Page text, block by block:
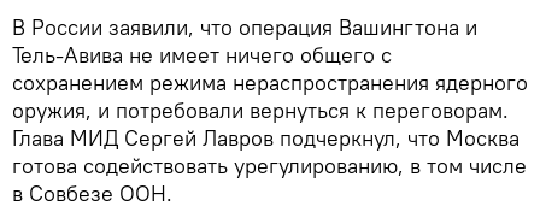
В России заявили, что операция Вашингтона и
Тель-Авива не имеет ничего общего с
сохранением режима нераспространения ядерного
оружия, и потребовали вернуться к переговорам.
Глава МИД Сергей Лавров подчеркнул, что Москва
готова содействовать урегулированию, в том числе
в Совбезе ООН.